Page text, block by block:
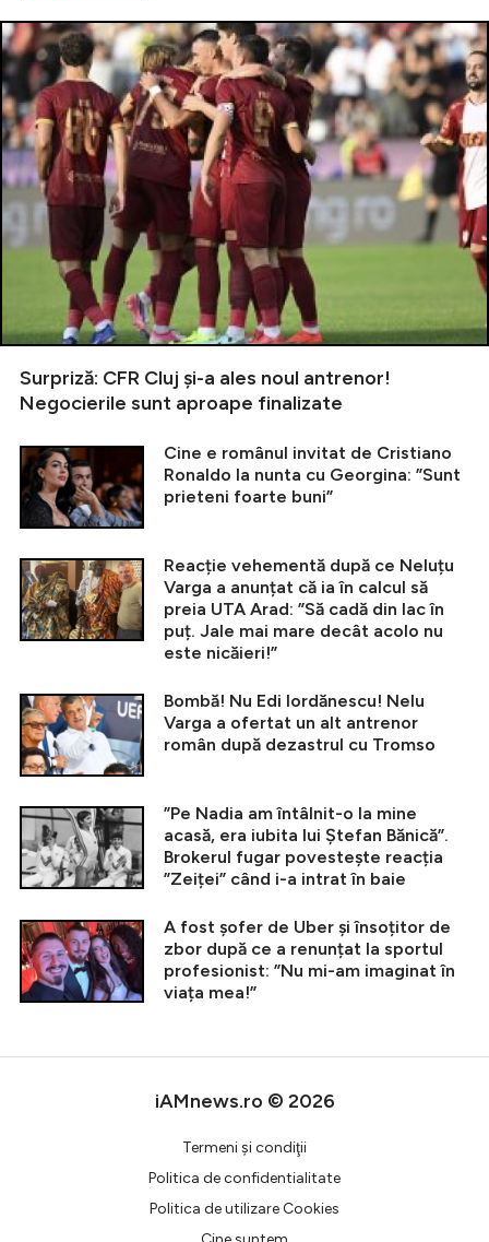
Surpriză: CFR Cluj și-a ales noul antrenor!
Negocierile sunt aproape finalizate
Cine e românul invitat de Cristiano
Ronaldo la nunta cu Georgina: ”Sunt
prieteni foarte buni”
Reacție vehementă după ce Neluțu
Varga a anunțat că ia în calcul să
preia UTA Arad: ”Să cadă din lac în
puț. Jale mai mare decât acolo nu
este nicăieri!”
Bombă! Nu Edi Iordănescu! Nelu
Varga a ofertat un alt antrenor
român după dezastrul cu Tromso
”Pe Nadia am întâlnit-o la mine
acasă, era iubita lui Ștefan Bănică”.
Brokerul fugar povestește reacția
”Zeiței” când i-a intrat în baie
A fost șofer de Uber și însoțitor de
zbor după ce a renunțat la sportul
profesionist: ”Nu mi-am imaginat în
viața mea!”
iAMnews.ro © 2026
Termeni şi condiţii
Politica de confidentialitate
Politica de utilizare Cookies